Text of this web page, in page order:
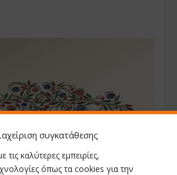
συγκατάθεσης
καλύτερες εμπειρίες,
όπως τα cookies για την